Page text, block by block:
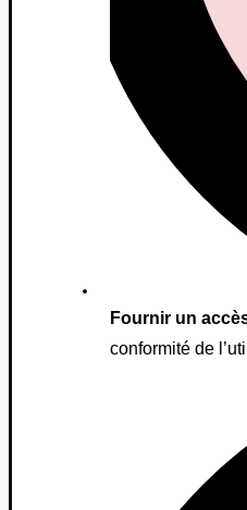
Fournir un
conformité de